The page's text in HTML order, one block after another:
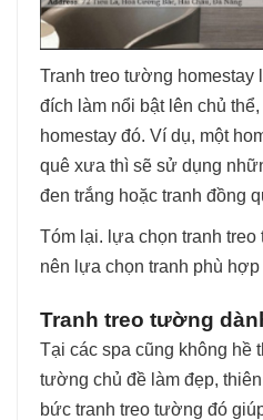
Tranh treo tường homestay
đích làm nổi bật lên chủ
homestay đó. Ví dụ, một
quê xưa thì sẽ sử dụng
đen trắng hoặc tranh đồng
Tóm lại. lựa chọn tranh
nên lựa chọn tranh phù
Tranh treo tường
Tại các spa cũng không hề
tường chủ đề làm đẹp,
bức tranh treo tường đó